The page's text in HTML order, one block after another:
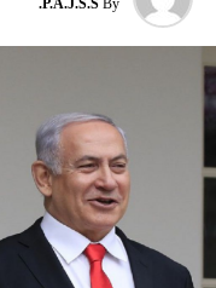
وتوقفت شركات الطيران
وقت قصير من هجوم
كما أوقفت عدة شركات
إسرائيل ولبنان والأردن
في المنطقة، بعد
طهران، ومقتل مسؤول
على بيروت أواخر تموز
By
P.A.J.S.S.